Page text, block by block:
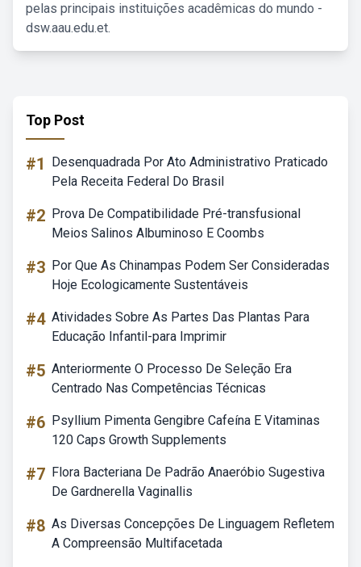
pelas principais instituições acadêmicas do mundo -
dsw.aau.edu.et.
Top Post
#1
Desenquadrada Por Ato Administrativo Praticado
Pela Receita Federal Do Brasil
#2 Prova De Compatibilidade Pré-transfusional
Meios Salinos Albuminoso E Coombs
#3 Por Que As Chinampas Podem Ser Consideradas
Hoje Ecologicamente Sustentáveis
#4 Atividades Sobre As Partes Das Plantas Para
Educação Infantil-para Imprimir
#5 Anteriormente O Processo De Seleção Era
Centrado Nas Competências Técnicas
#6 Psyllium Pimenta Gengibre Cafeína E Vitaminas
120 Caps Growth Supplements
#7 Flora Bacteriana De Padrão Anaeróbio Sugestiva
De Gardnerella Vaginallis
#8 As Diversas Concepções De Linguagem Refletem
A Compreensão Multifacetada